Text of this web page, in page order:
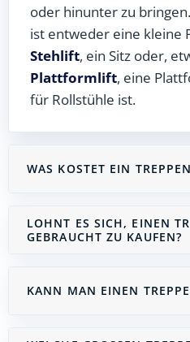
oder hinunter zu
ist entweder eine kleine
Stehlift, ein Sitz oder,
Plattformlift, eine
für Rollstühle ist.
WAS KOSTET EIN
LOHNT ES SICH, EINEN
GEBRAUCHT ZU KAUFEN?
KANN MAN EINEN